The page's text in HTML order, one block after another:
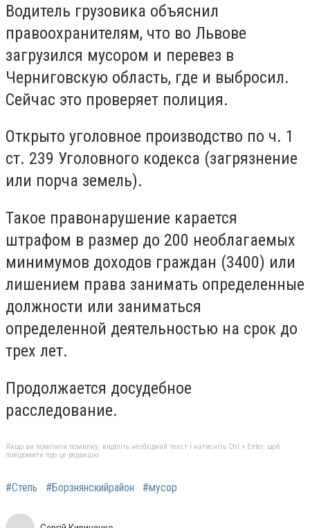
Водитель грузовика объяснил
правоохранителям, что во Львове
загрузился мусором и перевез в
Черниговскую область, где и выбросил.
Сейчас это проверяет полиция.
Открыто уголовное производство по ч. 1
ст. 239 Уголовного кодекса (загрязнение
или порча земель).
Такое правонарушение карается
штрафом в размер до 200 необлагаемых
минимумов доходов граждан (3400) или
лишением права занимать определенные
должности или заниматься
определенной деятельностью на срок до
трех лет.
Продолжается досудебное
расследование.
Якщо ви помітили помилку, виділіть необхідний текст і натисніть Ctrl + Enter, щоб
повідомити про це редакцію
#Степь #Борзнянскийрайон #мусор